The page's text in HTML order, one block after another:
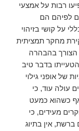
רבות על אמצעי
לפיהם הם
על קושי בזיהוי
מחקר תמציתית
בהבהרה
בדבר טיב
של אופני גילוי
עולה עוד, כי
כשהוא כמעט
מעידים, כי
אין בתיוג